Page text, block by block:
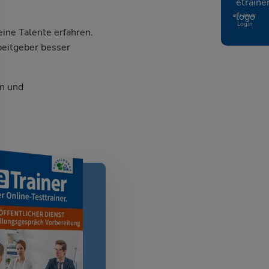
eTrainer
Login
Talente erfahren.
besser
und